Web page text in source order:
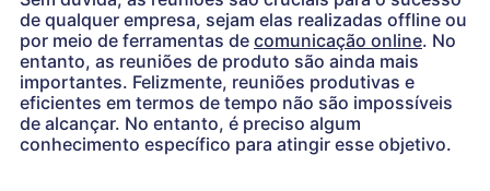
de qualquer empresa, sejam elas realizadas offline ou
por meio de ferramentas de comunicação online. No
entanto, as reuniões de produto são ainda mais
importantes. Felizmente, reuniões produtivas e
eficientes em termos de tempo não são impossíveis
de alcançar. No entanto, é preciso algum
conhecimento específico para atingir esse objetivo.